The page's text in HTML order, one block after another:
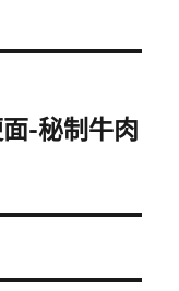
-秘制牛肉